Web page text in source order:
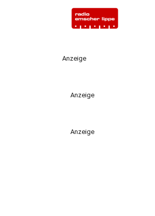
Anzeige
Anzeige
Anzeige